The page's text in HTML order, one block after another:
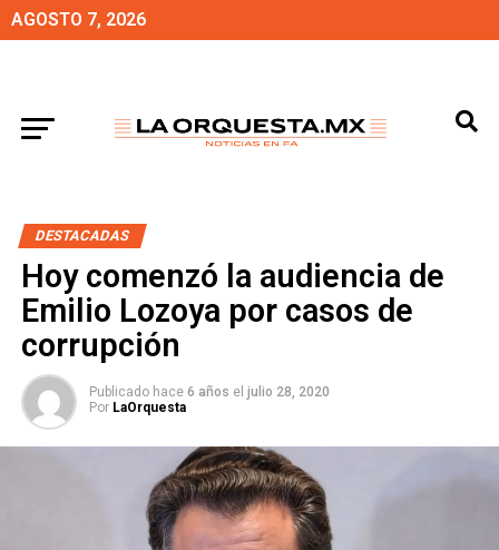
AGOSTO 7, 2026
DESTACADAS
Hoy comenzó la audiencia de
Emilio Lozoya por casos de
corrupción
Publicado hace 6 años el julio 28, 2020
Por LaOrquesta